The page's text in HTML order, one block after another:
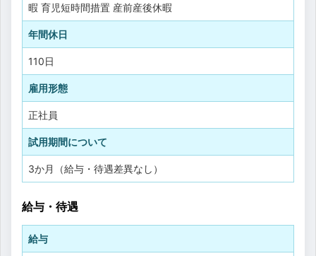
暇 育児短時間措置 産前産後休暇
年間休日
110日
雇用形態
正社員
試用期間について
3か月（給与・待遇差異なし）
給与・待遇
給与